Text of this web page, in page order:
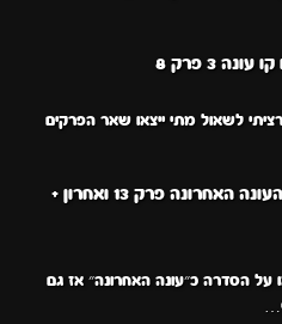
3 פרק 8
לשאול מתי ייצאו שאר הפרקים
גולדן קמואי העונה האחרונה פרק 13 ואחרון +
הסדרה כ״עונה האחרונה״ אז גם